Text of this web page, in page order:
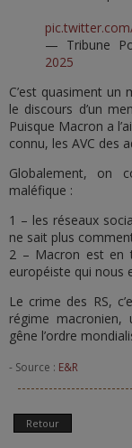
— Tribune
2025
C’est quasiment un
le discours d’un
Puisque Macron a
connu, les AVC des
Globalement, on
maléfique :
1 – les réseaux
ne sait plus
2 – Macron est en
européiste qui nous
Le crime des RS,
régime
gêne l’ordre
- Source : E&R
Retour